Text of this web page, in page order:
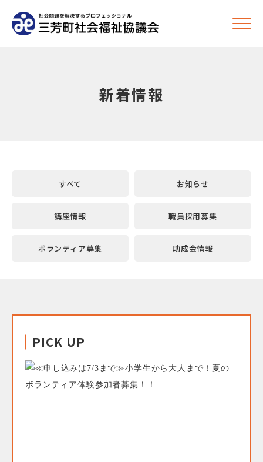
新着情報
すべて お知らせ
講座情報 職員採用募集
ボランティア募集 助成金情報
PICK UP